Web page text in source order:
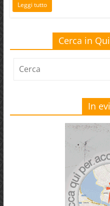
Leggi tutto
Cerca in
In